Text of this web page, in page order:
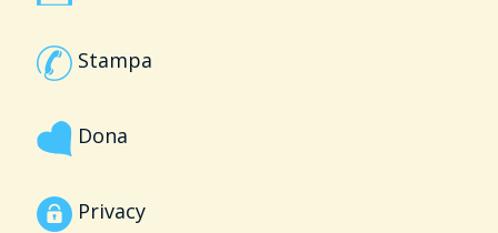
Stampa
Dona
Privacy